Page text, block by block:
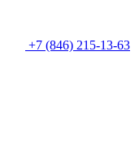
+7 (846) 215-13-63